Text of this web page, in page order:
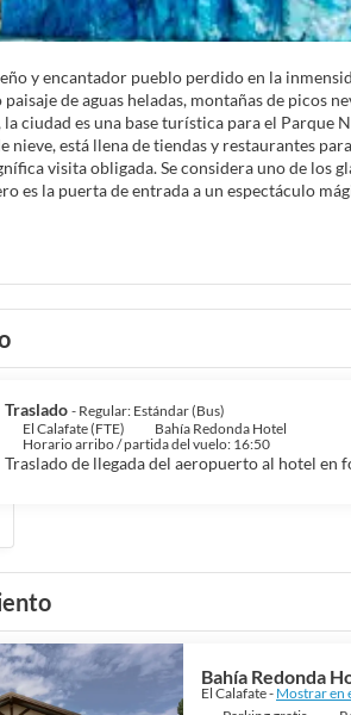
y encantador pueblo perdido en la
de aguas heladas, montañas de picos
ciudad es una base turística para el Parque
nieve, está llena de tiendas y restaurantes
visita obligada. Se considera uno de los
es la puerta de entrada a un espectáculo
Traslado - Regular: Estándar (Bus)
El Calafate (FTE)
Bahía Redonda Hotel
Horario arribo / partida del vuelo: 16:50
Traslado de llegada del aeropuerto al hotel en
Bahía Redonda
El Calafate - Mostrar en